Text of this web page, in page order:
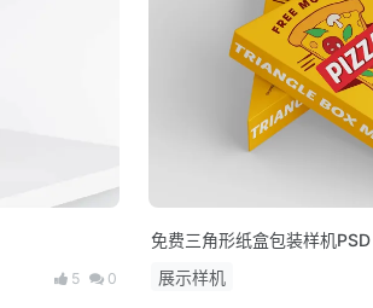
5 0
免费三角形纸盒包装样机PSD
展示样机